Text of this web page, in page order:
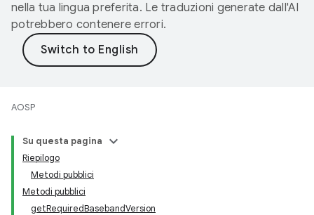
nella tua lingua preferita. Le traduzioni generate dall'AI
potrebbero contenere errori.
AOSP
Su questa pagina
Riepilogo
Metodi pubblici
Metodi pubblici
getRequiredBasebandVersion